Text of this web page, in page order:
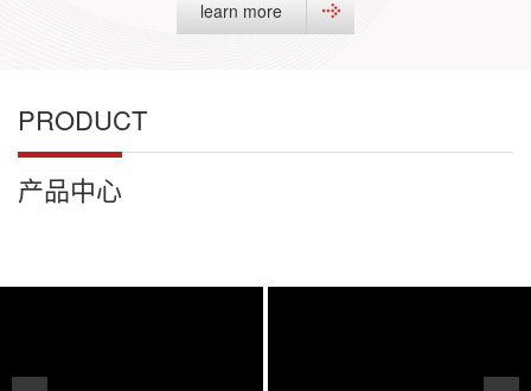
learn more
PRODUCT
产品中心